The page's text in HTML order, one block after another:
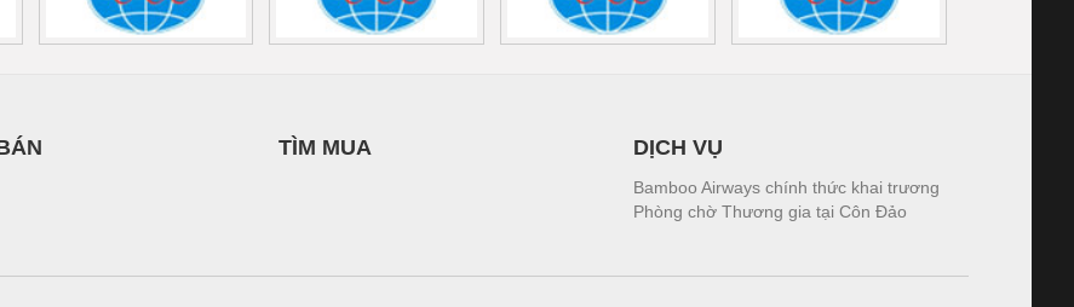
TÌM MUA DỊCH VỤ
Bamboo Airways chính thức khai trương
Phòng chờ Thương gia tại Côn Đảo